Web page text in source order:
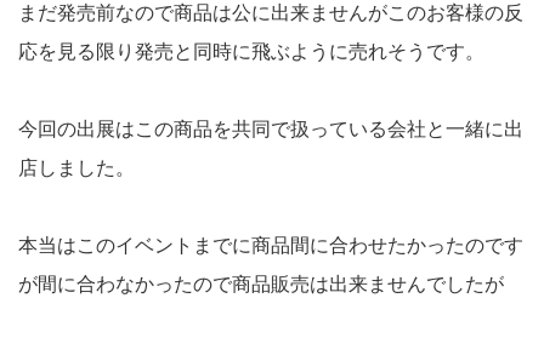
まだ発売前なので商品は公に出来ませんがこのお客様の反
応を見る限り発売と同時に飛ぶように売れそうです。
今回の出展はこの商品を共同で扱っている会社と一緒に出
店しました。
本当はこのイベントまでに商品間に合わせたかったのです
が間に合わなかったので商品販売は出来ませんでしたが